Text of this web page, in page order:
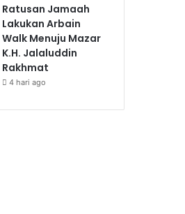
Ratusan Jamaah
Lakukan Arbain
Walk Menuju Mazar
K.H. Jalaluddin
Rakhmat
4 hari ago